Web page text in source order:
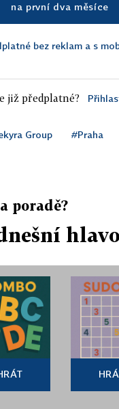
na první dva měsíce
bez reklam a s
již předplatné?
Group #Praha
poradě?